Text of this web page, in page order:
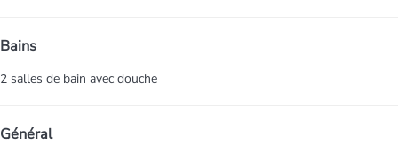
Bains
2 salles de bain avec douche
Général